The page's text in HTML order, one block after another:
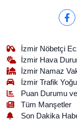
İzmir Nöbetçi
İzmir Hava
İzmir Namaz
İzmir Trafik
Puan Durumu
Tüm Manşetler
Son Dakika